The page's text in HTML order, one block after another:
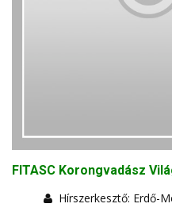
FITASC Korongvadász
Hírszerkesztő: Erdő-